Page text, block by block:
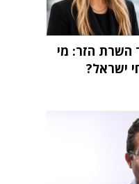
השרת הזר: מי
ישראל?